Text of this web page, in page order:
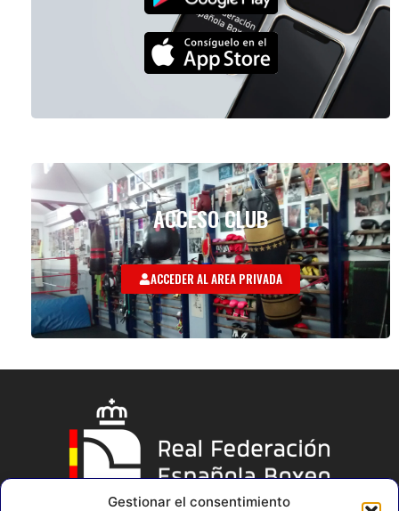
Gestionar el consentimiento
ACCESO CLUB
ACCEDER AL AREA PRIVADA